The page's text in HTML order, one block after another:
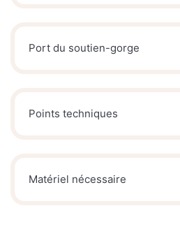
Port du soutien-gorge
Points techniques
Matériel nécessaire